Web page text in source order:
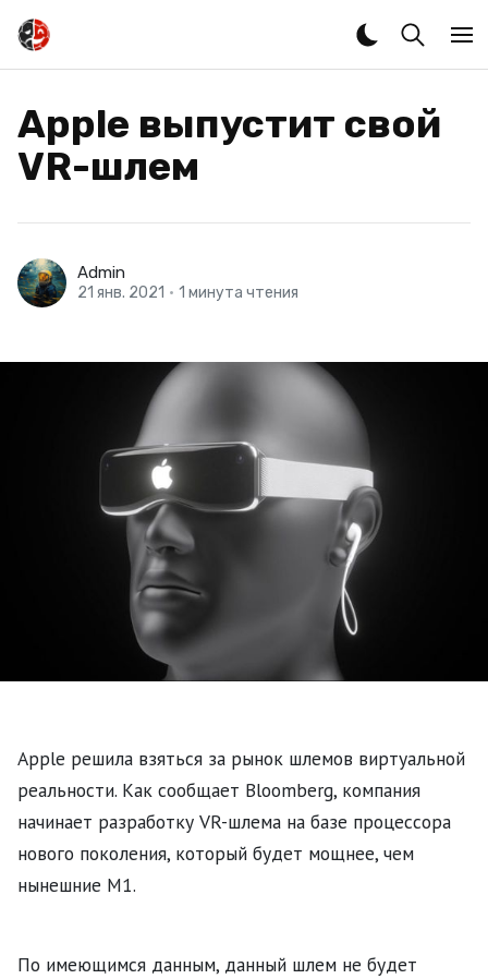
Apple выпустит свой
VR-шлем
Admin
21 янв. 2021 • 1 минута чтения
Apple решила взяться за рынок шлемов виртуальной
реальности. Как сообщает Bloomberg, компания
начинает разработку VR-шлема на базе процессора
нового поколения, который будет мощнее, чем
нынешние M1.
По имеющимся данным, данный шлем не будет